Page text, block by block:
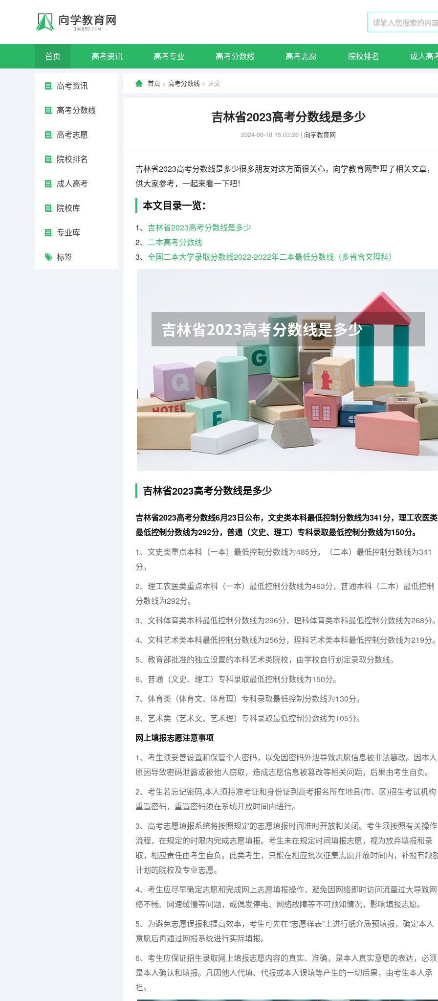
首页 高考资讯 高考专业 高考分数线 高考志愿 院校排名 成人高
高考资讯
高考分数线
高考志愿
院校排名
成人高考
院校库
专业库
标签
首页 > 高考分数线 > 正文
吉林省2023高考分数线是多少
2024-06-18 15:03:26 | 向学教育网
吉林省2023高考分数线是多少很多朋友对这方面很关心，向学教育网整理了相关文章，
供大家参考，一起来看一下吧！
本文目录一览：
1、 吉林省2023高考分数线是多少
2、 二本高考分数线
3、 全国二本大学录取分数线2022-2022年二本最低分数线（多省含文理科）
吉林省2023高考分数线是多少
吉林省2023高考分数线6月23日公布，文史类本科最低控制分数线为341分，理工农医类
最低控制分数线为292分，普通（文史、理工）专科录取最低控制分数线为150分。
1、文史类重点本科（一本）最低控制分数线为485分，（二本）最低控制分数线为341
分。
2、理工农医类重点本科（一本）最低控制分数线为463分，普通本科（二本）最低控制
分数线为292分。
3、文科体育类本科最低控制分数线为296分，理科体育类本科最低控制分数线为268分
4、文科艺术类本科最低控制分数线为256分，理科艺术类本科最低控制分数线为219分
5、教育部批准的独立设置的本科艺术类院校，由学校自行划定录取分数线。
6、普通（文史、理工）专科录取最低控制分数线为150分。
7、体育类（体育文、体育理）专科录取最低控制分数线为130分。
8、艺术类（艺术文、艺术理）专科录取最低控制分数线为105分。
网上填报志愿注意事项
1、考生须妥善设置和保管个人密码，以免因密码外泄导致志愿信息被非法篡改。因本人
原因导致密码泄露或被他人窃取，造成志愿信息被篡改等相关问题，后果由考生自负。
2、考生若忘记密码,本人须持准考证和身份证到高考报名所在地县(市、区)招生考试机构
重置密码，重置密码须在系统开放时间内进行。
3、高考志愿填报系统将按照规定的志愿填报时间准时开放和关闭。考生须按照有关操作
流程，在规定的时限内完成志愿填报。考生未在规定时间填报志愿，视为放弃填报和录
取，相应责任由考生自负。此类考生，只能在相应批次征集志愿开放时间内，补报有缺
计划的院校及专业志愿。
4、考生应尽早确定志愿和完成网上志愿填报操作，避免因网络即时访问流量过大导致网
络不畅、网速缓慢等问题，或偶发停电、网络故障等不可预知情况，影响填报志愿。
5、为避免志愿误报和提高效率，考生可先在“志愿样表”上进行纸介质预填报，确定本人
意愿后再通过网报系统进行实际填报。
6、考生应保证招生录取网上填报志愿内容的真实、准确，是本人真实意愿的表达，必须
是本人确认和填报。凡因他人代填、代报或本人误填等产生的一切后果，由考生本人承
担。